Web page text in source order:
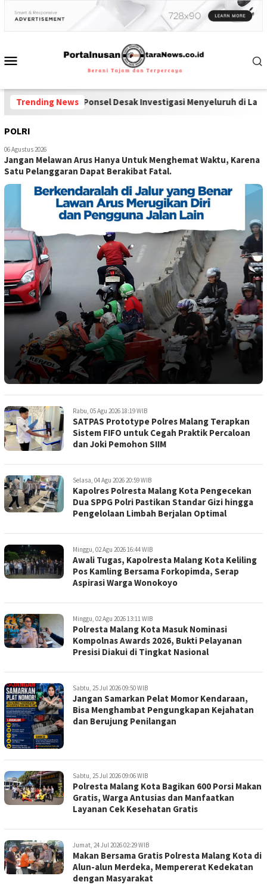
Trending News
dan Ponsel Desak Investigasi Menyeluruh di Lapas Pamekasan
POLRI
06 Agustus 2026
Jangan Melawan Arus Hanya Untuk Menghemat Waktu, Karena
Satu Pelanggaran Dapat Berakibat Fatal.
Rabu, 05 Agu 2026 18:19 WIB
SATPAS Prototype Polres Malang Terapkan
Sistem FIFO untuk Cegah Praktik Percaloan
dan Joki Pemohon SIIM
Selasa, 04 Agu 2026 20:59 WIB
Kapolres Polresta Malang Kota Pengecekan
Dua SPPG Polri Pastikan Standar Gizi hingga
Pengelolaan Limbah Berjalan Optimal
Minggu, 02 Agu 2026 16:44 WIB
Awali Tugas, Kapolresta Malang Kota Keliling
Pos Kamling Bersama Forkopimda, Serap
Aspirasi Warga Wonokoyo
Minggu, 02 Agu 2026 13:11 WIB
Polresta Malang Kota Masuk Nominasi
Kompolnas Awards 2026, Bukti Pelayanan
Presisi Diakui di Tingkat Nasional
Sabtu, 25 Jul 2026 09:50 WIB
Jangan Samarkan Pelat Momor Kendaraan,
Bisa Menghambat Pengungkapan Kejahatan
dan Berujung Penilangan
Sabtu, 25 Jul 2026 09:06 WIB
Polresta Malang Kota Bagikan 600 Porsi Makan
Gratis, Warga Antusias dan Manfaatkan
Layanan Cek Kesehatan Gratis
Jumat, 24 Jul 2026 02:29 WIB
Makan Bersama Gratis Polresta Malang Kota di
Alun-alun Merdeka, Mempererat Kedekatan
dengan Masyarakat